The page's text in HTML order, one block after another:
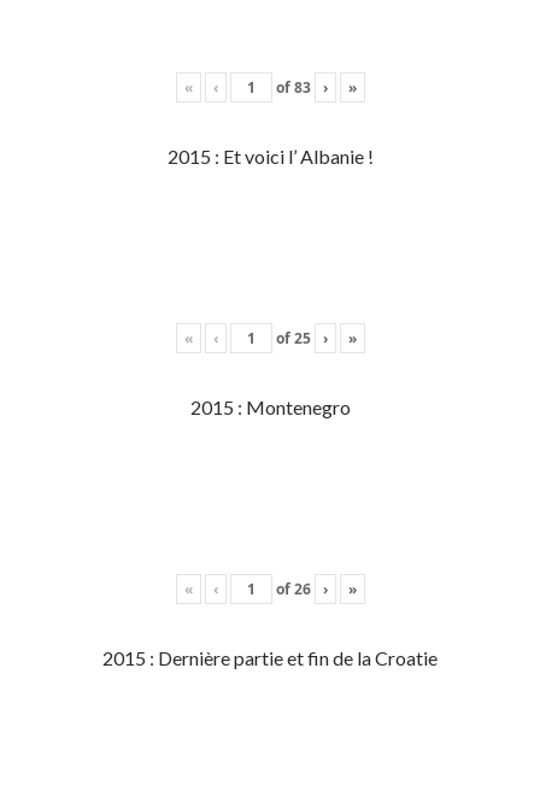
« ‹ of83 › »
2015 : Et voici l’ Albanie !
« ‹ of25 › »
2015 : Montenegro
« ‹ of26 › »
2015 : Dernière partie et fin de la Croatie